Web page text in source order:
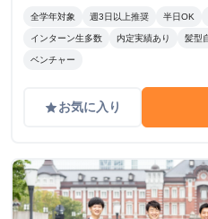
に見合った給料が欲しい！
に挑戦しましょう！
全学年対象 週3日以上推奨 半日OK
インターン生多数 内定実績あり 髪型
ベンチャー
gradeお気に入り